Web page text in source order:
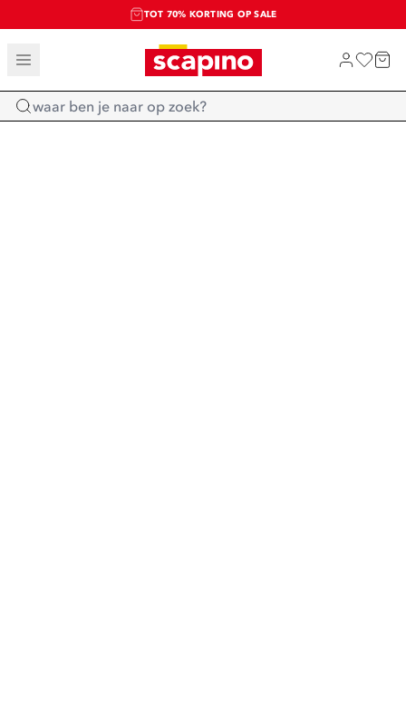
TOT 70% KORTING OP SALE
SALE: LAATSTE KANS!
SHOP NIEUW
Home